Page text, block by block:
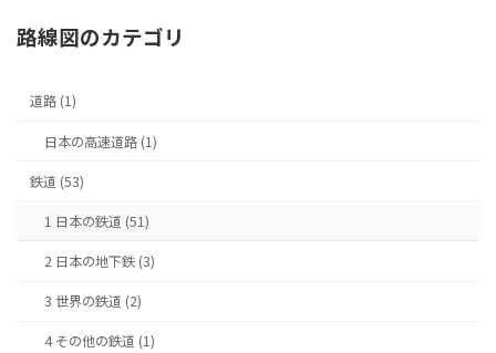
ジ
り
路線図のカテゴリ
道路 (1)
日本の高速道路 (1)
鉄道 (53)
1 日本の鉄道 (51)
2 日本の地下鉄 (3)
3 世界の鉄道 (2)
4 その他の鉄道 (1)